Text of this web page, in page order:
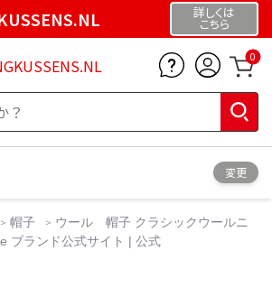
詳しくは
こちら
0
変更
帽子
ウール 帽子 クラシックウールニ
ブランド公式サイト | 公式